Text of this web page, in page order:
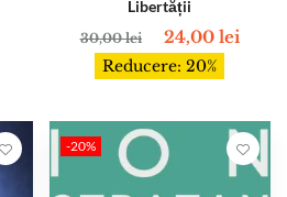
Libertății
30,00lei 24,00 lei
Reducere: 20%
-20%